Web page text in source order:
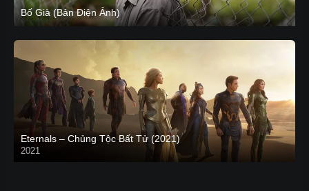
Bố Già (Bản Điện Ảnh)
Eternals – Chủng Tộc Bất Tử (2021)
2021
Trailer